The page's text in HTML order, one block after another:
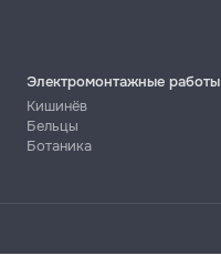
Электромонтажные работы
Кишинёв
Бельцы
Ботаника